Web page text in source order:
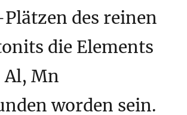
des reinen
die Elements
Al, Mn
worden sein.